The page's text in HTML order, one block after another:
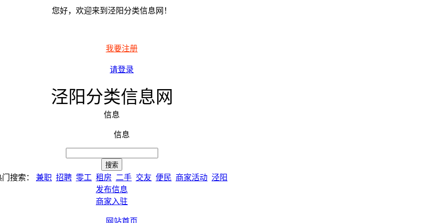
您好，欢迎来到泾阳分类信息网！
我要注册
请登录
泾阳分类信息网
信息
信息
门搜索： 兼职 招聘 零工 租房 二手 交友 便民 商家活动 泾阳
发布信息
商家入驻
网站首页